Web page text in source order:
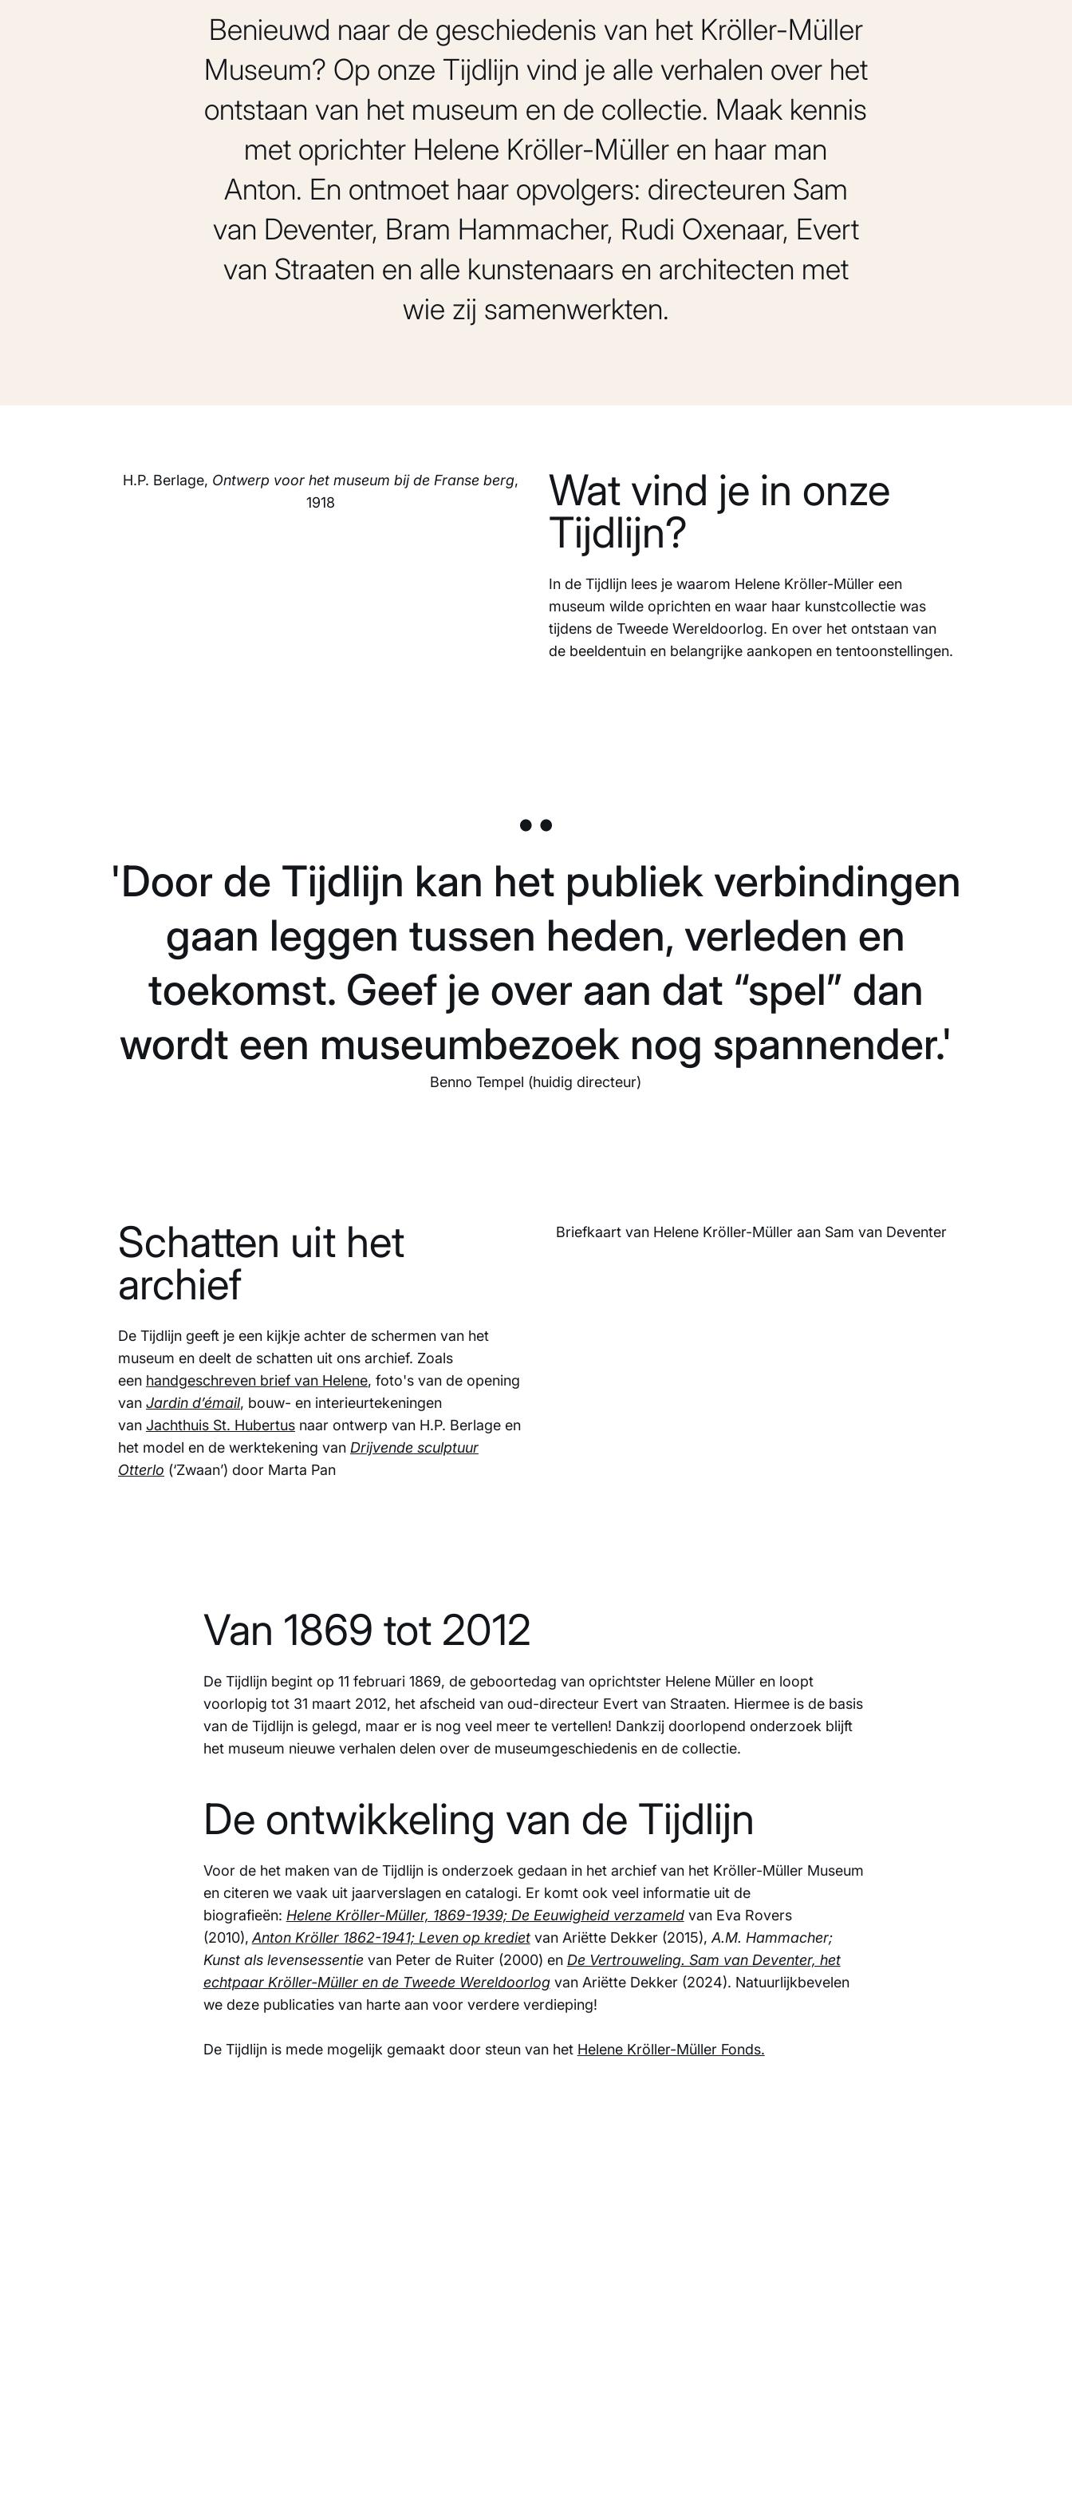
Benieuwd naar de geschiedenis van het Kröller-Müller
Museum? Op onze Tijdlijn vind je alle verhalen over het
ontstaan van het museum en de collectie. Maak kennis
met oprichter Helene Kröller-Müller en haar man
Anton. En ontmoet haar opvolgers: directeuren Sam
van Deventer, Bram Hammacher, Rudi Oxenaar, Evert
van Straaten en alle kunstenaars en architecten met
wie zij samenwerkten.
H.P. Berlage, Ontwerp voor het museum bij de Franse berg,
1918
Wat vind je in onze
Tijdlijn?
In de Tijdlijn lees je waarom Helene Kröller-Müller een
museum wilde oprichten en waar haar kunstcollectie was
tijdens de Tweede Wereldoorlog. En over het ontstaan van
de beeldentuin en belangrijke aankopen en tentoonstellingen.
'Door de Tijdlijn kan het publiek verbindingen
gaan leggen tussen heden, verleden en
toekomst. Geef je over aan dat “spel” dan
wordt een museumbezoek nog spannender.'
Benno Tempel (huidig directeur)
Schatten uit het
archief
De Tijdlijn geeft je een kijkje achter de schermen van het
museum en deelt de schatten uit ons archief. Zoals
een handgeschreven brief van Helene, foto's van de opening
van Jardin d’émail, bouw- en interieurtekeningen
van Jachthuis St. Hubertus naar ontwerp van H.P. Berlage en
het model en de werktekening van Drijvende sculptuur
Otterlo (‘Zwaan’) door Marta Pan
Briefkaart van Helene Kröller-Müller aan Sam van Deventer
Van 1869 tot 2012
De Tijdlijn begint op 11 februari 1869, de geboortedag van oprichtster Helene Müller en loopt
voorlopig tot 31 maart 2012, het afscheid van oud-directeur Evert van Straaten. Hiermee is de basis
van de Tijdlijn is gelegd, maar er is nog veel meer te vertellen! Dankzij doorlopend onderzoek blijft
het museum nieuwe verhalen delen over de museumgeschiedenis en de collectie.
De ontwikkeling van de Tijdlijn
Voor de het maken van de Tijdlijn is onderzoek gedaan in het archief van het Kröller-Müller Museum
en citeren we vaak uit jaarverslagen en catalogi. Er komt ook veel informatie uit de
biografieën: Helene Kröller-Müller, 1869-1939; De Eeuwigheid verzameldvan Eva Rovers
(2010), Anton Kröller 1862-1941; Leven op kredietvan Ariëtte Dekker (2015), A.M. Hammacher;
Kunst als levensessentievan Peter de Ruiter (2000) en De Vertrouweling. Sam van Deventer, het
echtpaar Kröller-Müller en de Tweede Wereldoorlogvan Ariëtte Dekker (2024). Natuurlijkbevelen
we deze publicaties van harte aan voor verdere verdieping!
De Tijdlijn is mede mogelijk gemaakt door steun van het Helene Kröller-Müller Fonds.